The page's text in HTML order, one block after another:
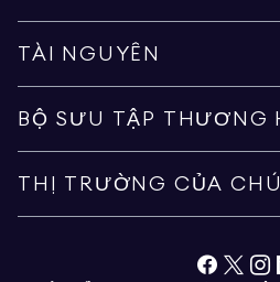
TÀI NGUYÊN
BỘ SƯU TẬP THƯƠNG
THỊ TRƯỜNG CỦA